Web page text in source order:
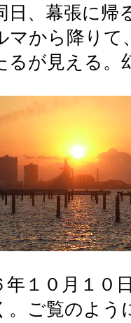
日、幕張に帰
マから降りて
るが見える。
年１０月１０
。ご覧のよう